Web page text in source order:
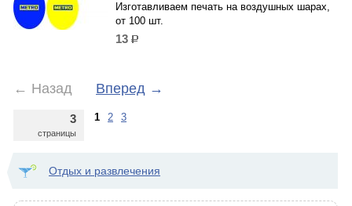
Изготавливаем печать на воздушных шарах,
от 100 шт.
13 р.
← Назад Вперед →
3
страницы
1 2 3
Отдых и развлечения